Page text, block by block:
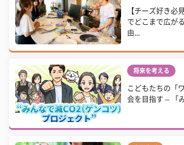
【チーズ好き必
でどこまで広が
由...
将来を考える
こどもたちの「
会を目指す – 「